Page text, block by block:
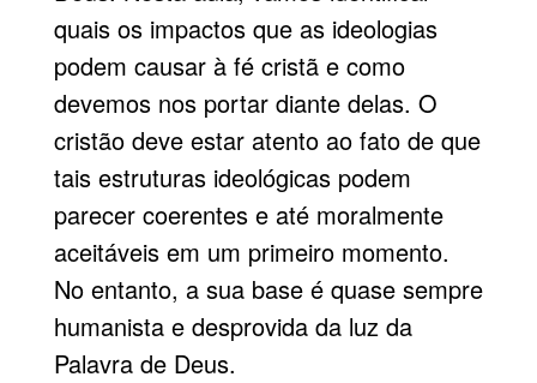
quais os impactos que as ideologias
podem causar à fé cristã e como
devemos nos portar diante delas. O
cristão deve estar atento ao fato de que
tais estruturas ideológicas podem
parecer coerentes e até moralmente
aceitáveis em um primeiro momento.
No entanto, a sua base é quase sempre
humanista e desprovida da luz da
Palavra de Deus.